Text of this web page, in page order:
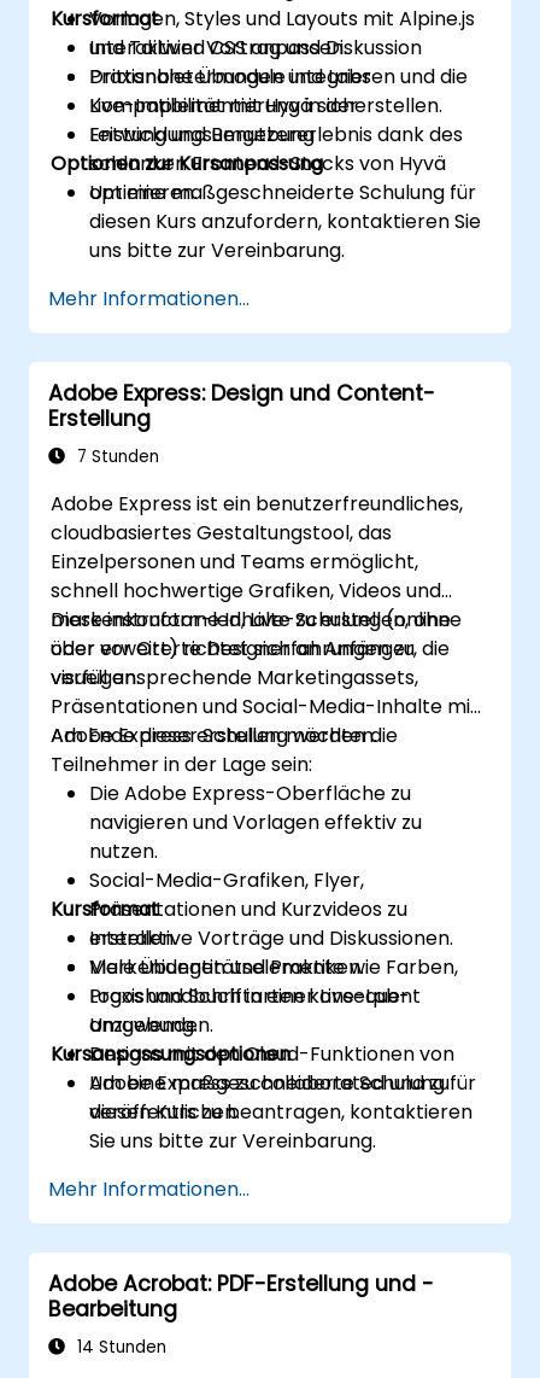
Vorlagen, Styles und Layouts mit Alpine.js
und Tailwind CSS anpassen.
Drittanbietermodule integrieren und die
Kompatibilität mit Hyvä sicherstellen.
Leistung und Benutzererlebnis dank des
schlanken Frontend-Stacks von Hyvä
optimieren.
Kursformat
Interaktiver Vortrag und Diskussion
Praxisnahe Übungen und Labs
Live-Implementierung in der
Entwicklungsumgebung
Optionen zur Kursanpassung
Um eine maßgeschneiderte Schulung für
diesen Kurs anzufordern, kontaktieren Sie
uns bitte zur Vereinbarung.
Mehr Informationen...
Adobe Express: Design und Content-
Erstellung
7 Stunden
Adobe Express ist ein benutzerfreundliches,
cloudbasiertes Gestaltungstool, das
Einzelpersonen und Teams ermöglicht,
schnell hochwertige Grafiken, Videos und
markenkonforme Inhalte zu erstellen, ohne
über erweiterte Designerfahrungen zu
verfügen.
Diese instructor-led, Live-Schulung (online
oder vor Ort) richtet sich an Anfänger, die
visuell ansprechende Marketingassets,
Präsentationen und Social-Media-Inhalte mit
Adobe Express erstellen möchten.
Am Ende dieser Schulung werden die
Teilnehmer in der Lage sein:
Die Adobe Express-Oberfläche zu
navigieren und Vorlagen effektiv zu
nutzen.
Social-Media-Grafiken, Flyer,
Präsentationen und Kurzvideos zu
erstellen.
Markenidentitätselemente wie Farben,
Logos und Schriftarten konsequent
anzuwenden.
Designs mit den Cloud-Funktionen von
Adobe Express zu collaborated und zu
veröffentlichen.
Kursformat
Interaktive Vorträge und Diskussionen.
Viele Übungen und Praktiken.
Praxishandbuch in einer Live-Lab-
Umgebung.
Kursanpassungsoptionen
Um eine maßgeschneiderte Schulung für
diesen Kurs zu beantragen, kontaktieren
Sie uns bitte zur Vereinbarung.
Mehr Informationen...
Adobe Acrobat: PDF-Erstellung und -
Bearbeitung
14 Stunden